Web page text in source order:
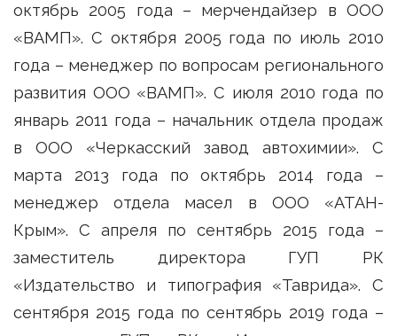
октябрь 2005 года – мерчендайзер в ООО
«ВАМП». С октября 2005 года по июль 2010
года – менеджер по вопросам регионального
развития ООО «ВАМП». С июля 2010 года по
январь 2011 года – начальник отдела продаж
в ООО «Черкасский завод автохимии». С
марта 2013 года по октябрь 2014 года –
менеджер отдела масел в ООО «АТАН-
Крым». С апреля по сентябрь 2015 года –
заместитель директора ГУП РК
«Издательство и типография «Таврида». С
сентября 2015 года по сентябрь 2019 года –